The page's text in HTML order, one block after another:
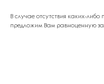
В случае отсутствия каких-
предложим Вам равноценную